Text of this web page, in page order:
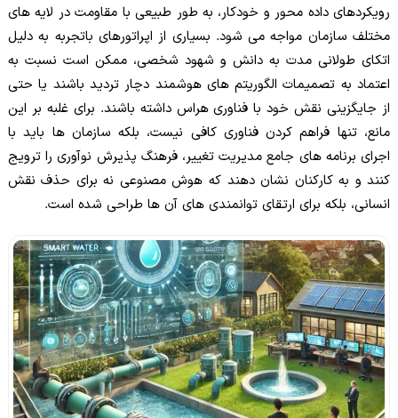
رویکردهای داده محور و خودکار، به طور طبیعی با مقاومت در لایه های
مختلف سازمان مواجه می شود. بسیاری از اپراتورهای باتجربه به دلیل
اتکای طولانی مدت به دانش و شهود شخصی، ممکن است نسبت به
اعتماد به تصمیمات الگوریتم های هوشمند دچار تردید باشند یا حتی
از جایگزینی نقش خود با فناوری هراس داشته باشند. برای غلبه بر این
مانع، تنها فراهم کردن فناوری کافی نیست، بلکه سازمان ها باید با
اجرای برنامه های جامع مدیریت تغییر، فرهنگ پذیرش نوآوری را ترویج
کنند و به کارکنان نشان دهند که هوش مصنوعی نه برای حذف نقش
انسانی، بلکه برای ارتقای توانمندی های آن ها طراحی شده است.